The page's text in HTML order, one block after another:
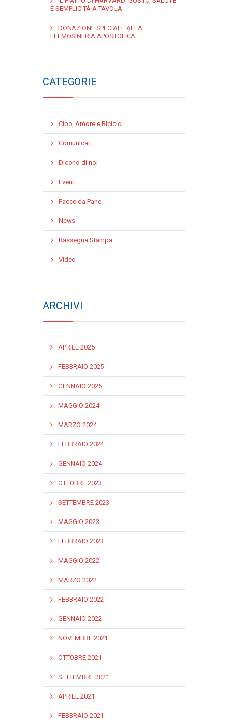
E SEMPLICITÀ A TAVOLA
DONAZIONE SPECIALE ALLA
ELEMOSINERIA APOSTOLICA
CATEGORIE
Cibo, Amore e Riciclo
Comunicati
Dicono di noi
Eventi
Facce da Pane
News
Rassegna Stampa
Video
ARCHIVI
APRILE 2025
FEBBRAIO 2025
GENNAIO 2025
MAGGIO 2024
MARZO 2024
FEBBRAIO 2024
GENNAIO 2024
OTTOBRE 2023
SETTEMBRE 2023
MAGGIO 2023
FEBBRAIO 2023
MAGGIO 2022
MARZO 2022
FEBBRAIO 2022
GENNAIO 2022
NOVEMBRE 2021
OTTOBRE 2021
SETTEMBRE 2021
APRILE 2021
FEBBRAIO 2021